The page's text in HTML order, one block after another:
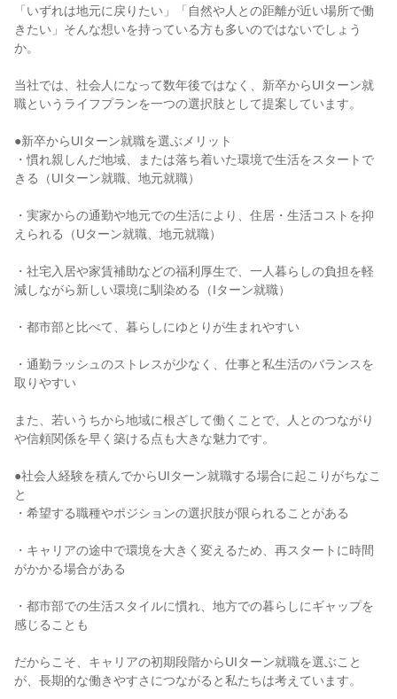
「いずれは地元に戻りたい」「自然や人との距離が近い場所で働
きたい」そんな想いを持っている方も多いのではないでしょう
か。
当社では、社会人になって数年後ではなく、新卒からUIターン就
職というライフプランを一つの選択肢として提案しています。
●新卒からUIターン就職を選ぶメリット
・慣れ親しんだ地域、または落ち着いた環境で生活をスタートで
きる（UIターン就職、地元就職）
・実家からの通勤や地元での生活により、住居・生活コストを抑
えられる（Uターン就職、地元就職）
・社宅入居や家賃補助などの福利厚生で、一人暮らしの負担を軽
減しながら新しい環境に馴染める（Iターン就職）
・都市部と比べて、暮らしにゆとりが生まれやすい
・通勤ラッシュのストレスが少なく、仕事と私生活のバランスを
取りやすい
また、若いうちから地域に根ざして働くことで、人とのつながり
や信頼関係を早く築ける点も大きな魅力です。
●社会人経験を積んでからUIターン就職する場合に起こりがちなこ
と
・希望する職種やポジションの選択肢が限られることがある
・キャリアの途中で環境を大きく変えるため、再スタートに時間
がかかる場合がある
・都市部での生活スタイルに慣れ、地方での暮らしにギャップを
感じることも
だからこそ、キャリアの初期段階からUIターン就職を選ぶこと
が、長期的な働きやすさにつながると私たちは考えています。